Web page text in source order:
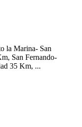
la Marina- San
San Fernando-
35 Km, ...